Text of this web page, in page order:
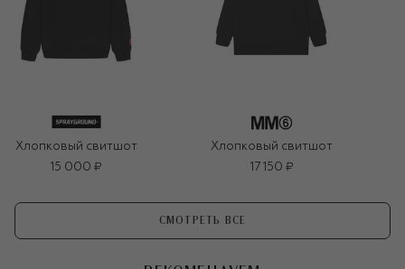
Хлопковый свитшот
15 000 ₽
Хлопковый свитшот
17 150 ₽
СМОТРЕТЬ ВСЕ